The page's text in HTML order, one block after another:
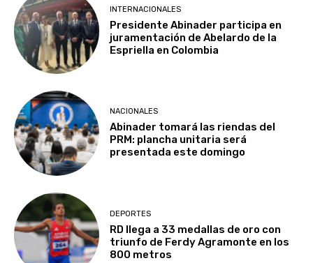
INTERNACIONALES
Presidente Abinader participa en
juramentación de Abelardo de la
Espriella en Colombia
NACIONALES
Abinader tomará las riendas del
PRM: plancha unitaria será
presentada este domingo
DEPORTES
RD llega a 33 medallas de oro con
triunfo de Ferdy Agramonte en los
800 metros